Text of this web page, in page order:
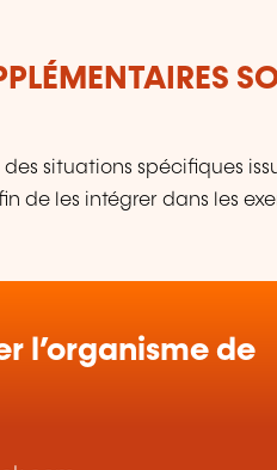
situations spécifiques
de les intégrer dans les
l’organisme de